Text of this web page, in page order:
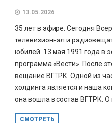
13.05.2026
35 лет в эфире. Сегодня
телевизионная и
юбилей. 13 мая 1991 года в
программа «Вести». После
вещание ВГТРК. Одной из
холдинга является и наша
она вошла в состав ВГТРК. О
СМОТРЕТЬ